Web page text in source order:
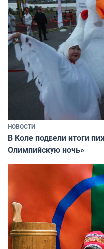
НОВОСТИ
В Коле подвели итоги
Олимпийскую ночь»